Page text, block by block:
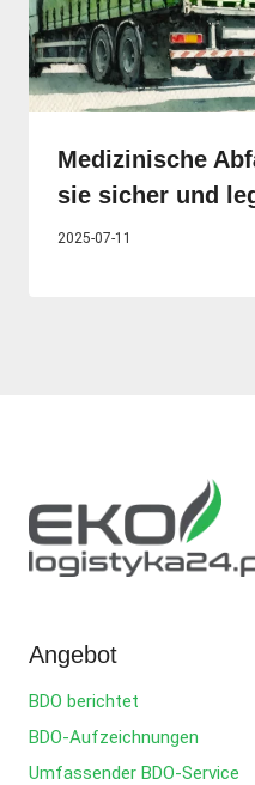
Medizinische
sie sicher und
2025-07-11
Angebot
BDO berichtet
BDO-Aufzeichnungen
Umfassender BDO-Service